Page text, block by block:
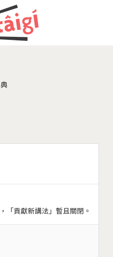
「貢獻新講法」暫且關閉。